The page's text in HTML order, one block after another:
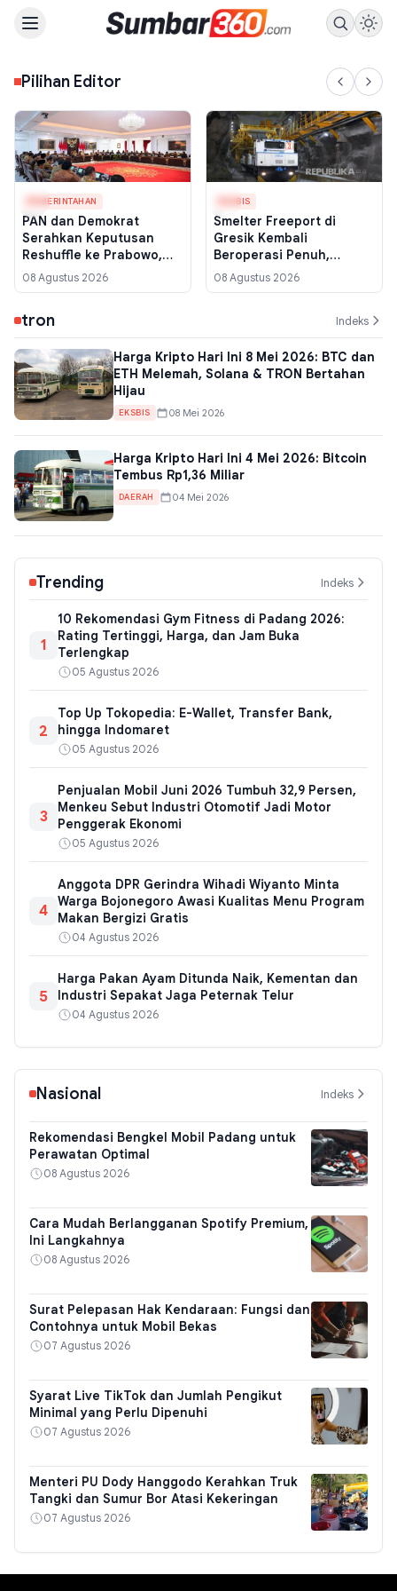
Pilihan Editor
PEMERINTAHAN
PAN dan Demokrat
Serahkan Keputusan
Reshuffle ke Prabowo,
PDIP Minta Konfirmasi ke
Istana
08 Agustus 2026
EKSBIS
Smelter Freeport di
Gresik Kembali
Beroperasi Penuh,
Pasokan Konsentrat dari
Papua Mengalir Lagi
08 Agustus 2026
tron Indeks
Harga Kripto Hari Ini 8 Mei 2026: BTC dan
ETH Melemah, Solana & TRON Bertahan
Hijau
EKSBIS 08 Mei 2026
Harga Kripto Hari Ini 4 Mei 2026: Bitcoin
Tembus Rp1,36 Miliar
DAERAH 04 Mei 2026
Trending Indeks
1
10 Rekomendasi Gym Fitness di Padang 2026:
Rating Tertinggi, Harga, dan Jam Buka
Terlengkap
05 Agustus 2026
2
Top Up Tokopedia: E-Wallet, Transfer Bank,
hingga Indomaret
05 Agustus 2026
3
Penjualan Mobil Juni 2026 Tumbuh 32,9 Persen,
Menkeu Sebut Industri Otomotif Jadi Motor
Penggerak Ekonomi
05 Agustus 2026
4
Anggota DPR Gerindra Wihadi Wiyanto Minta
Warga Bojonegoro Awasi Kualitas Menu Program
Makan Bergizi Gratis
04 Agustus 2026
5
Harga Pakan Ayam Ditunda Naik, Kementan dan
Industri Sepakat Jaga Peternak Telur
04 Agustus 2026
Nasional Indeks
Rekomendasi Bengkel Mobil Padang untuk
Perawatan Optimal
08 Agustus 2026
Cara Mudah Berlangganan Spotify Premium,
Ini Langkahnya
08 Agustus 2026
Surat Pelepasan Hak Kendaraan: Fungsi dan
Contohnya untuk Mobil Bekas
07 Agustus 2026
Syarat Live TikTok dan Jumlah Pengikut
Minimal yang Perlu Dipenuhi
07 Agustus 2026
Menteri PU Dody Hanggodo Kerahkan Truk
Tangki dan Sumur Bor Atasi Kekeringan
07 Agustus 2026